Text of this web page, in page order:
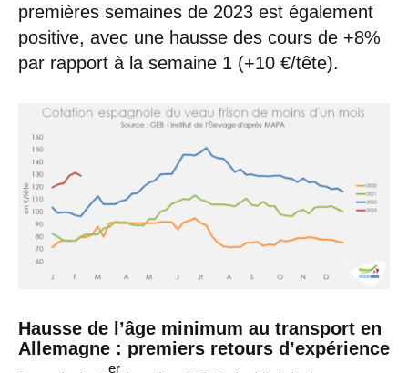
premières semaines de 2023 est également
positive, avec une hausse des cours de +8%
par rapport à la semaine 1 (+10 €/tête).
Hausse de l’âge minimum au transport en
Allemagne : premiers retours d’expérience
er